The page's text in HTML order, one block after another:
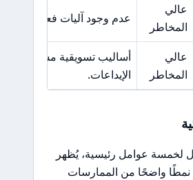
عالي
المخاطر
عدم وجود آليات فعالة
عالي
المخاطر
أساليب تسويقية مشبوهة
الإيداعات.
لخمسة عوامل رئيسية، يُظهر
MGX Brokers نمطًا واضحًا من الممارسات